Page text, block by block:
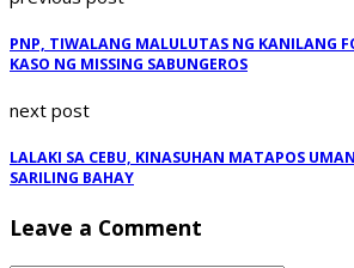
PNP, TIWALANG MALULUTAS NG KANILANG
KASO NG MISSING SABUNGEROS
next post
LALAKI SA CEBU, KINASUHAN MATAPOS
SARILING BAHAY
Leave a Comment